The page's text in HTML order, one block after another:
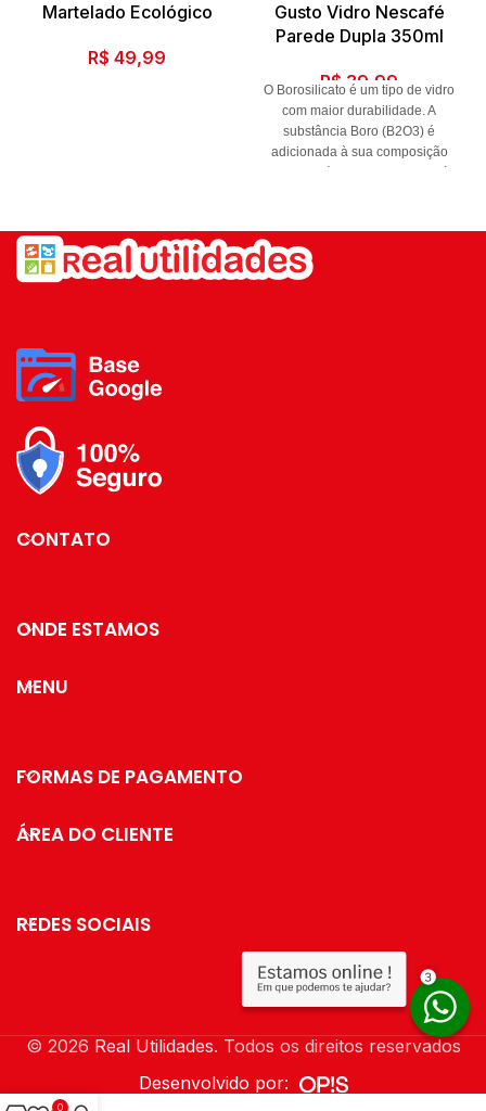
Martelado Ecológico
R$ 49,99
Gusto Vidro Nescafé
Parede Dupla 350ml
R$39,99
O Borosilicato é um tipo de vidro
com maior durabilidade. A
substância Boro (B2O3) é
adicionada à sua composição
Elaborado manualmente, é a
forma mais pura transformada em
CONTATO
ONDE ESTAMOS
MENU
FORMAS DE PAGAMENTO
ÁREA DO CLIENTE
REDES SOCIAIS
© 2026 Real Utilidades. Todos os direitos reservados
Desenvolvido por:
0